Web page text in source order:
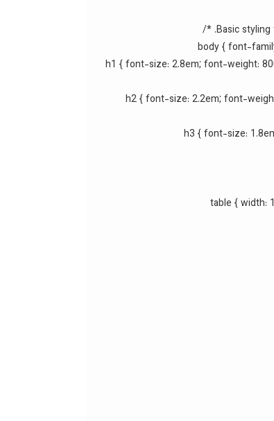
body { font-
h1 { font-size: 2.8em; font-weight:
h2 { font-size: 2.2em; font-
h3 { font-size:
table { width: